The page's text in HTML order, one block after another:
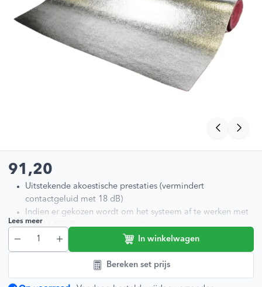
91,20
Uitstekende akoestische prestaties (vermindert
contactgeluid met 18 dB)
Indien er gekozen wordt om het systeem af te werken met
deRM-150 Reparatiemortel, dient het systeem ook
afgewerkt te worden met een ontkoppelingsmat
afhankelijk van de gewenste afwerkvloer
Eerst dient het systeem en de sleuven afgesmeerd te
worden metRM-150 Reparatiemortel
Lees meer
In winkelwagen
Bereken set prijs